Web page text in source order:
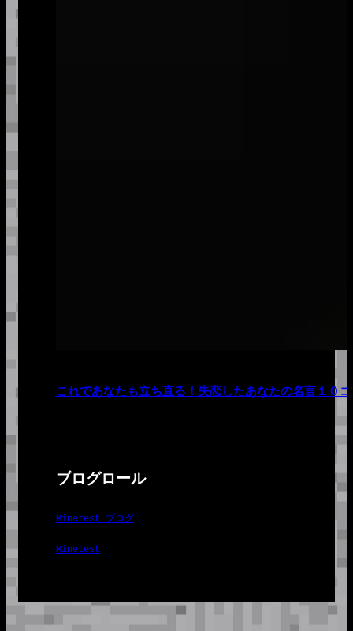
これであなたも立ち直る！失恋したあなたの名言１０コ
ブログロール
Minetest ブログ
Minetest